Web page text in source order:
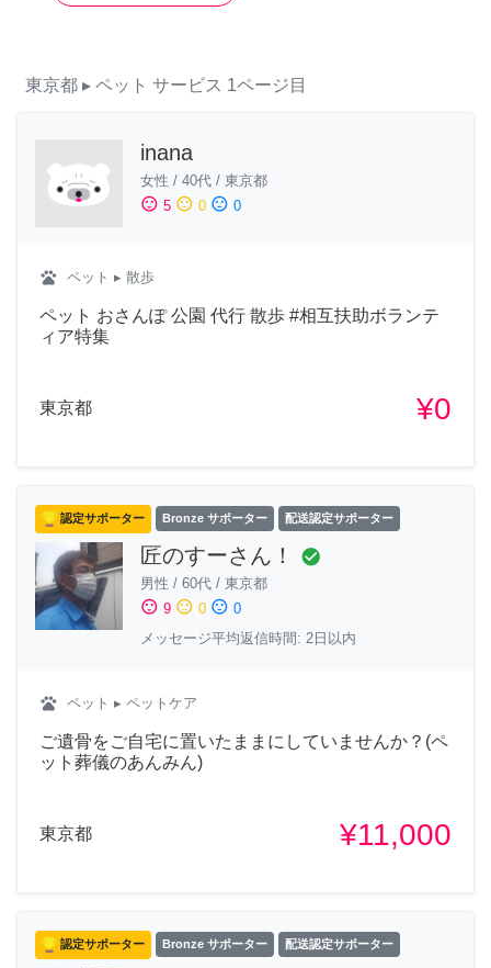
東京都 ▸ ペット サービス 1ページ目
inana
女性 / 40代 / 東京都
sentiment_satisfied 5 sentiment_neutral 0 sentiment_dissatisfied 0
pets ペット ▸ 散歩
ペット おさんぽ 公園 代行 散歩 #相互扶助ボランテ
ィア特集
東京都 ¥0
認定サポーター Bronze サポーター 配送認定サポーター
匠のすーさん！ check_circle
男性 / 60代 / 東京都
sentiment_satisfied 9 sentiment_neutral 0 sentiment_dissatisfied 0
メッセージ平均返信時間: 2日以内
pets ペット ▸ ペットケア
ご遺骨をご自宅に置いたままにしていませんか？(ペ
ット葬儀のあんみん)
東京都 ¥11,000
認定サポーター Bronze サポーター 配送認定サポーター